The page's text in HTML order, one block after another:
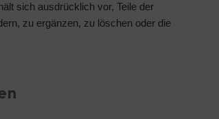
sich ausdrücklich vor, Teile der
zu ergänzen, zu löschen oder die